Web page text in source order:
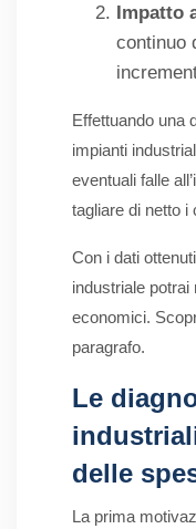
Impatto
continuo
Effettuando una
impianti
eventuali falle
tagliare di netto i
Con i dati
industriale
economici.
paragrafo.
Le
delle
La prima